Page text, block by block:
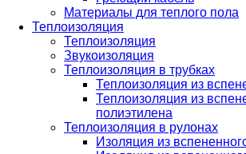
Материалы для теплого пола
Теплоизоляция
Теплоизоляция
Звукоизоляция
Теплоизоляция в трубках
Теплоизоляция из
Теплоизоляция из
полиэтилена
Теплоизоляция в рулонах
Изоляция из